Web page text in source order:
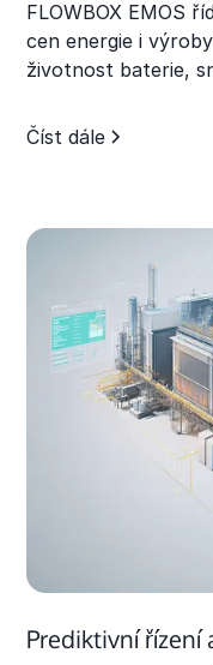
FLOWBOX EMOS
cen energie i
životnost baterie,
Číst dále
Prediktivní